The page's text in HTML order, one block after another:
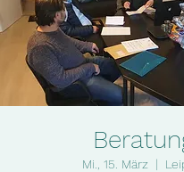
Mi., 15. März
  |